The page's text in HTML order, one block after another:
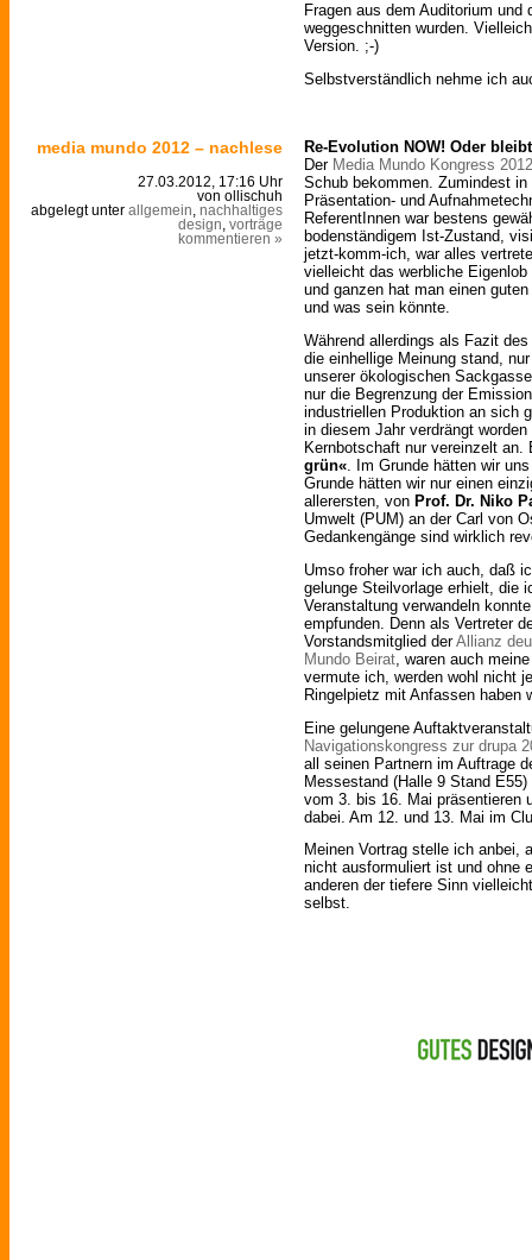
Fragen aus dem Auditorium und
weggeschnitten wurden.
Version. ;-)
Selbstverständlich nehme ich
media mundo 2012 – nachlese
27.03.2012, 17:16 Uhr
von ollischuh
abgelegt unter allgemein nachhaltiges
design vorträge
kommentieren »
Re-Evolution NOW! Oder
Der Media Mundo Kongress 2012
Schub bekommen. Zumindest
Präsentation- und
ReferentInnen war bestens
bodenständigem Ist-Zustand,
jetzt-komm-ich, war alles
vielleicht das werbliche
und ganzen hat man einen
und was sein könnte.
Während allerdings als Fazit
die einhellige Meinung stand,
unserer ökologischen
nur die Begrenzung der
industriellen Produktion an sich
in diesem Jahr verdrängt
Kernbotschaft nur vereinzelt an.
grün« . Im Grunde hätten wir
Grunde hätten wir nur einen
allerersten, von Prof. Dr. Niko
Umwelt (PUM) an der Carl von
Gedankengänge sind wirklich
Umso froher war ich auch, daß
gelunge Steilvorlage erhielt, die
Veranstaltung verwandeln
empfunden. Denn als Vertreter
Vorstandsmitglied derAllianz
Mundo Beirat , waren auch
vermute ich, werden wohl nicht
Ringelpietz mit Anfassen haben
Eine gelungene
Navigationskongress zur drupa
all seinen Partnern im Auftrage
Messestand (Halle 9 Stand
vom 3. bis 16. Mai präsentieren
dabei. Am 12. und 13. Mai im
Meinen Vortrag stelle ich anbei,
nicht ausformuliert ist und ohne
anderen der tiefere Sinn
selbst.